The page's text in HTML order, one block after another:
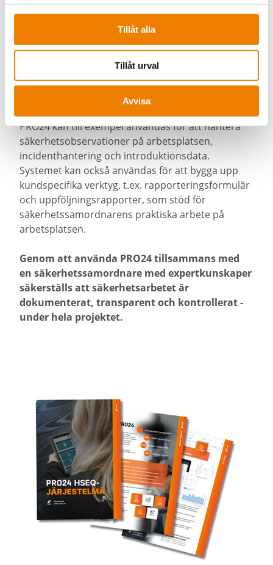
Tillåt alla
Tillåt urval
Avvisa
effektiviserar och förenklar hanteringen av
säkerheten på byggarbetsplatsen. Systemet
kontrollrapporter och incidentrapporter, vilket
underlättar både dokumentation och
kommunikation mellan de olika parterna som är
involverade i projektet.
PRO24 kan till exempel användas för att hantera
säkerhetsobservationer på arbetsplatsen,
incidenthantering och introduktionsdata.
Systemet kan också användas för att bygga upp
kundspecifika verktyg, t.ex. rapporteringsformulär
och uppföljningsrapporter, som stöd för
säkerhetssamordnarens praktiska arbete på
arbetsplatsen.
Genom att använda PRO24 tillsammans med
en säkerhetssamordnare med expertkunskaper
säkerställs att säkerhetsarbetet är
dokumenterat, transparent och kontrollerat -
under hela projektet.